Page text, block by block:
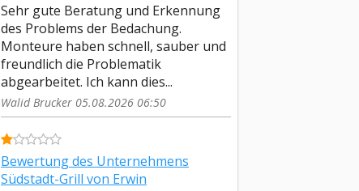
Sehr gute Beratung und Erkennung
des Problems der Bedachung.
Monteure haben schnell, sauber und
freundlich die Problematik
abgearbeitet. Ich kann dies...
Walid Brucker 05.08.2026 06:50
Bewertung des Unternehmens
Südstadt-Grill von Erwin